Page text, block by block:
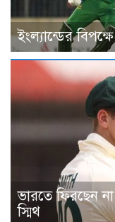
ইংল্যান্ডের
ভারতে ফিরছেন
স্মিথ